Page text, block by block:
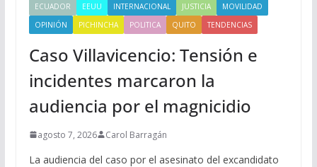
ECUADOR EEUU INTERNACIONAL JUSTICIA
MOVILIDAD
OPINIÓN
PICHINCHA POLITICA QUITO TENDENCIAS
Caso Villavicencio: Tensión e
incidentes marcaron la
audiencia por el magnicidio
agosto 7, 2026 Carol Barragán
La audiencia del caso por el asesinato del excandidato